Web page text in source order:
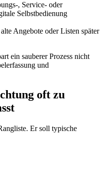
, Service- oder
Selbstbedienung
Angebote oder Listen später
ein sauberer Prozess nicht
und
oft zu
Er soll typische